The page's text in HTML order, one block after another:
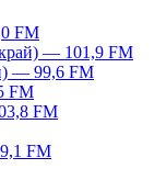
FM
— 101,9 FM
— 99,6 FM
FM
FM
FM